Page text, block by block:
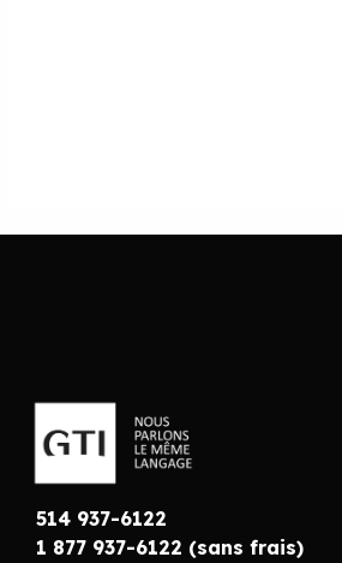
514 937-6122
1 877 937-6122 (sans frais)